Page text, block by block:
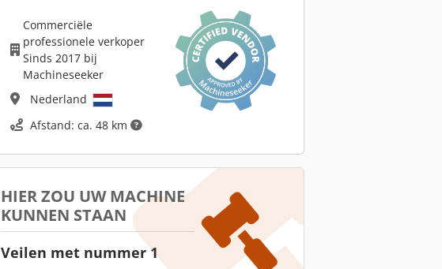
Commerciële
professionele verkoper
Sinds 2017 bij
Machineseeker
Nederland
Afstand: ca. 48 km
HIER ZOU UW MACHINE
KUNNEN STAAN
Veilen met nummer 1